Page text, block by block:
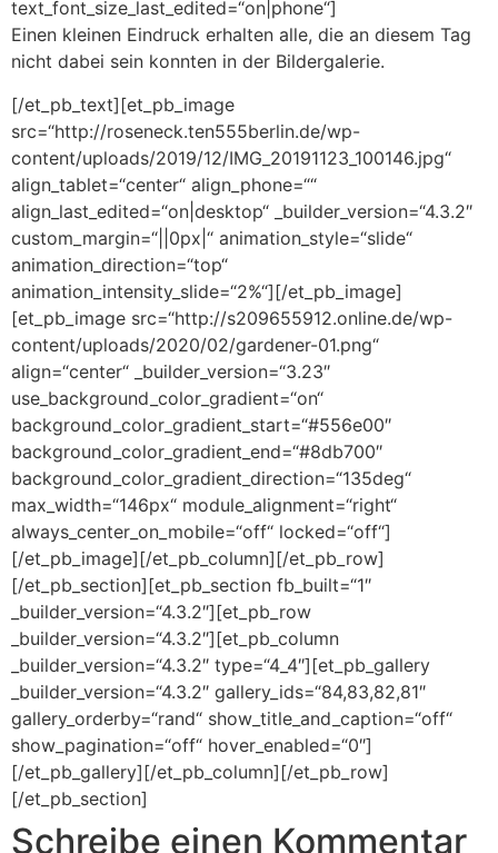
text_font_size_last_edited=“on|phone“]
Einen kleinen Eindruck erhalten alle, die an diesem Tag
nicht dabei sein konnten in der Bildergalerie.
[/et_pb_text][et_pb_image
src=“http://roseneck.ten555berlin.de/wp-
content/uploads/2019/12/IMG_20191123_100146.jpg“
align_tablet=“center“ align_phone=““
align_last_edited=“on|desktop“ _builder_version=“4.3.2″
custom_margin=“||0px|“ animation_style=“slide“
animation_direction=“top“
animation_intensity_slide=“2%“][/et_pb_image]
[et_pb_image src=“http://s209655912.online.de/wp-
content/uploads/2020/02/gardener-01.png“
align=“center“ _builder_version=“3.23″
use_background_color_gradient=“on“
background_color_gradient_start=“#556e00″
background_color_gradient_end=“#8db700″
background_color_gradient_direction=“135deg“
max_width=“146px“ module_alignment=“right“
always_center_on_mobile=“off“ locked=“off“]
[/et_pb_image][/et_pb_column][/et_pb_row]
[/et_pb_section][et_pb_section fb_built=“1″
_builder_version=“4.3.2″][et_pb_row
_builder_version=“4.3.2″][et_pb_column
_builder_version=“4.3.2″ type=“4_4″][et_pb_gallery
_builder_version=“4.3.2″ gallery_ids=“84,83,82,81″
gallery_orderby=“rand“ show_title_and_caption=“off“
show_pagination=“off“ hover_enabled=“0″]
[/et_pb_gallery][/et_pb_column][/et_pb_row]
[/et_pb_section]
Schreibe einen Kommentar